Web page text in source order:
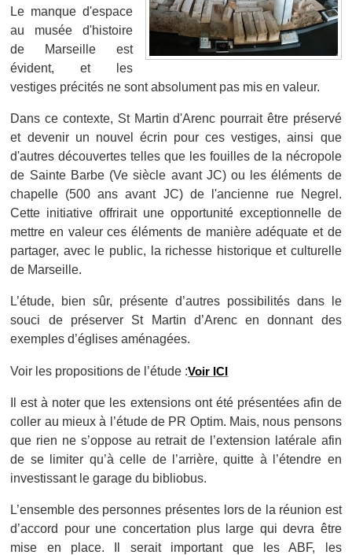
Le manque d'espace
au musée d'histoire
de Marseille est
évident, et les
vestiges précités ne sont absolument pas mis en valeur.
Dans ce contexte, St Martin d'Arenc pourrait être préservé
et devenir un nouvel écrin pour ces vestiges, ainsi que
d'autres découvertes telles que les fouilles de la nécropole
de Sainte Barbe (Ve siècle avant JC) ou les éléments de
chapelle (500 ans avant JC) de l'ancienne rue Negrel.
Cette initiative offrirait une opportunité exceptionnelle de
mettre en valeur ces éléments de manière adéquate et de
partager, avec le public, la richesse historique et culturelle
de Marseille.
L’étude, bien sûr, présente d’autres possibilités dans le
souci de préserver St Martin d’Arenc en donnant des
exemples d’églises aménagées.
Voir les propositions de l’étude :Voir ICI
Il est à noter que les extensions ont été présentées afin de
coller au mieux à l’étude de PR Optim. Mais, nous pensons
que rien ne s’oppose au retrait de l’extension latérale afin
de se limiter qu’à celle de l’arrière, quitte à l’étendre en
investissant le garage du bibliobus.
L’ensemble des personnes présentes lors de la réunion est
d’accord pour une concertation plus large qui devra être
mise en place. Il serait important que les ABF, les